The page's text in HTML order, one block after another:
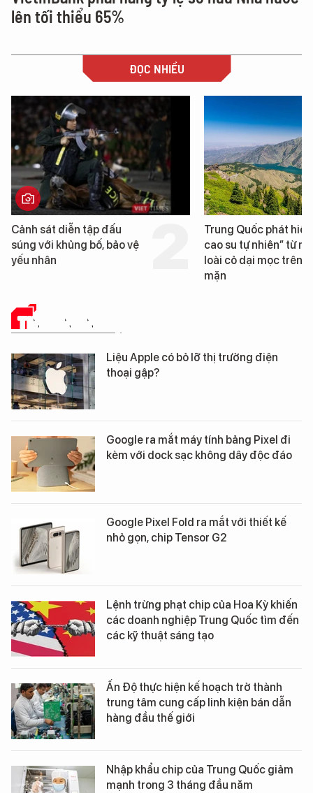
lên tối thiểu 65%
ĐỌC NHIỀU
Trung Quốc phát hiện “mỏ
cao su tự nhiên” từ một
loài cỏ dại mọc trên đất
Loạt dự án bất
Đà Nẵng sắp bị
TIN CÔNG NGHỆ
Liệu Apple có bỏ lỡ thị trường điện
thoại gập?
Google ra mắt máy tính bảng Pixel đi
kèm với dock sạc không dây độc đáo
Google Pixel Fold ra mắt với thiết kế
nhỏ gọn, chip Tensor G2
Lệnh trừng phạt chip của Hoa Kỳ khiến
các doanh nghiệp Trung Quốc tìm đến
các kỹ thuật sáng tạo
Ấn Độ thực hiện kế hoạch trở thành
trung tâm cung cấp linh kiện bán dẫn
hàng đầu thế giới
Nhập khẩu chip của Trung Quốc giảm
mạnh trong 3 tháng đầu năm